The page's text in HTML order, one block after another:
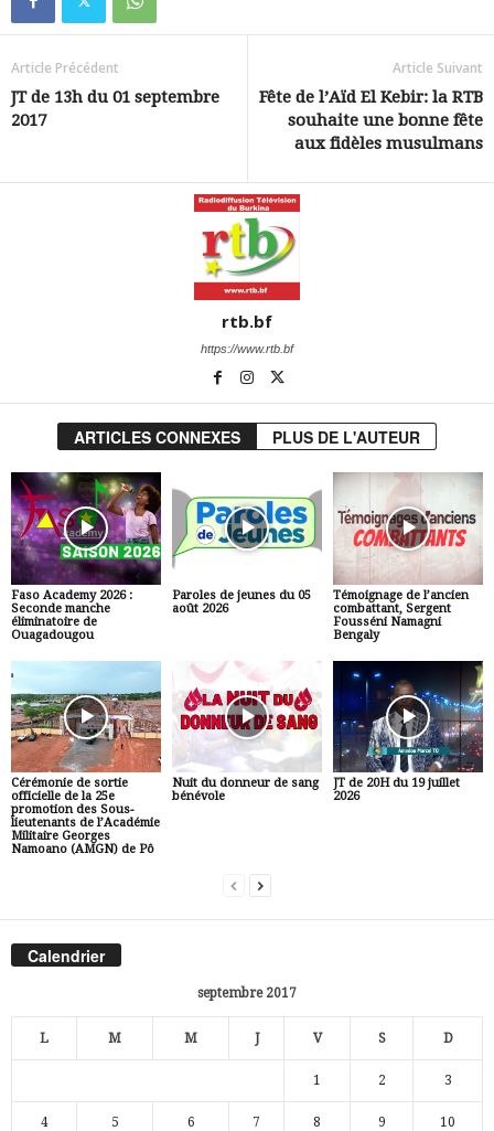
Article Précédent
JT de 13h du 01 septembre
2017
Article Suivant
Fête de l’Aïd El Kebir: la RTB
souhaite une bonne fête
aux fidèles musulmans
rtb.bf
https://www.rtb.bf
ARTICLES CONNEXES PLUS DE L'AUTEUR
Faso Academy 2026 :
Seconde manche
éliminatoire de
Ouagadougou
Paroles de jeunes du 05
août 2026
Témoignage de l’ancien
combattant, Sergent
Fousséni Namagni
Bengaly
Cérémonie de sortie
officielle de la 25e
promotion des Sous-
lieutenants de l’Académie
Militaire Georges
Namoano (AMGN) de Pô
Nuit du donneur de sang
bénévole
JT de 20H du 19 juillet
2026
Calendrier
septembre 2017
L M M J V S D
1 2 3
4 5 6 7 8 9 10